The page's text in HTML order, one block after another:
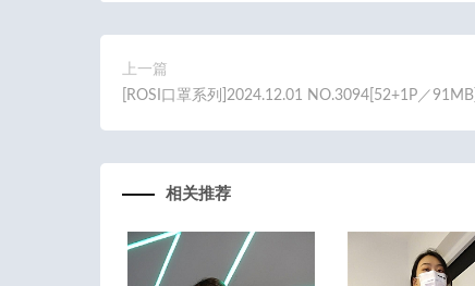
上一篇
[ROSI口罩系列]2024.12.01 NO.3094[52+1P／91MB]
相关推荐